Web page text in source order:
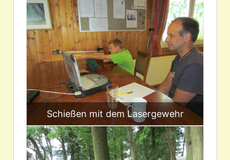
Schießen mit dem Lasergewehr